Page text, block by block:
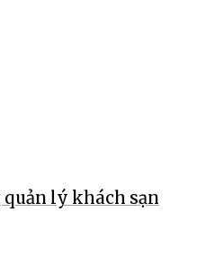
lý khách sạn